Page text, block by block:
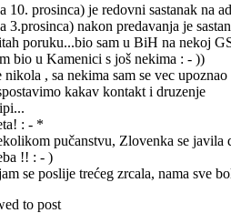
10. prosinca) je redovni sastanak na
3.prosinca) nakon predavanja je
poruku...bio sam u BiH na nekoj
bio u Kamenici s još nekima : - ))
nikola , sa nekima sam se vec
kakav kontakt i druzenje
: - *
pučanstvu, Zlovenka se
!! : - )
se poslije trećeg zrcala, nama sve
to post